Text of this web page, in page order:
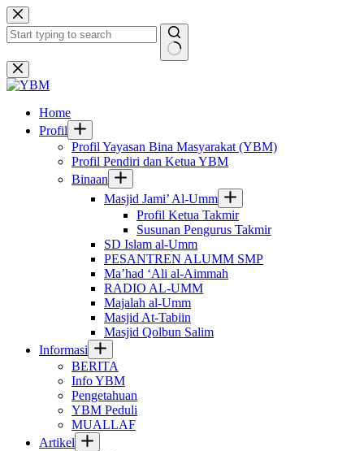
Skip
to
content
No
results
Home
Profil
Profil Yayasan Bina Masyarakat (YBM)
Profil Pendiri dan Ketua YBM
Binaan
Masjid Jami’ Al-Umm
Profil Ketua Takmir
Susunan Pengurus Takmir
SD Islam al-Umm
PESANTREN ALUMM SMP
Ma’had ‘Ali al-Aimmah
RADIO AL-UMM
Majalah al-Umm
Masjid At-Tabiin
Masjid Qolbun Salim
Informasi
BERITA
Info YBM
Pengetahuan
YBM Peduli
MUALLAF
Artikel